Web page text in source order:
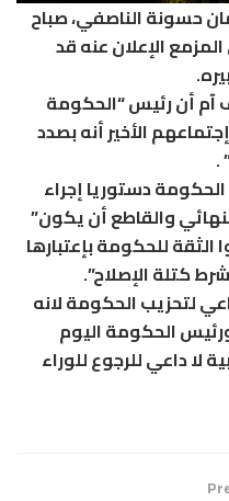
حسونة الناصفي، صباح
المزمع الإعلان عنه قد
آم أن رئيس “الحكومة
الأخير أنه بصدد
.
دستوريا إجراء
والقاطع أن يكون”
الثقة للحكومة بإعتبارها
كتلة الإصلاح”.
لتحزيب الحكومة لانه
الحكومة اليوم
لا داعي للرجوع للوراء